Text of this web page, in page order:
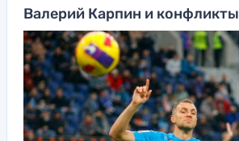
Валерий Карпин и конфликты